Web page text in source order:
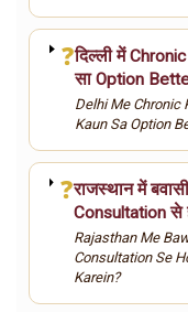
❓दिल्ली में
सा Option
Delhi Me Chronic
Kaun Sa Option
❓राजस्थान में
Consultation से
Rajasthan Me
Consultation Se
Karein?